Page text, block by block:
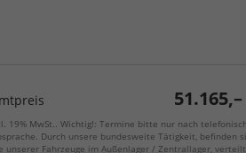
19% MwSt.. Wichtig!: Termine bitte nur nach
Durch unsere bundesweite Tätigkeit, befinden
unserer Fahrzeuge im Außenlager / Zentrallager,